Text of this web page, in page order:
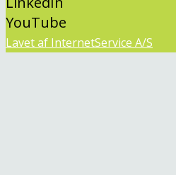
YouTube
Lavet af InternetService A/S